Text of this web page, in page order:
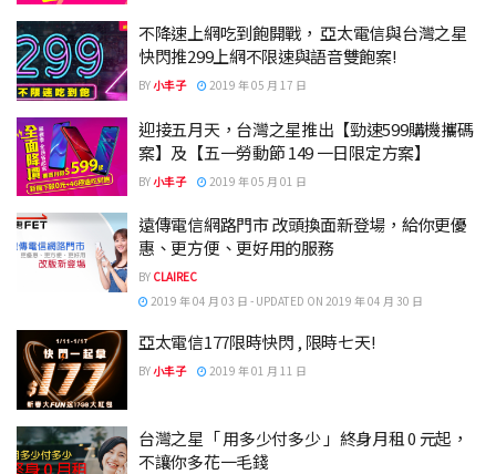
不降速上網吃到飽開戰， 亞太電信與台灣之星
快閃推299上網不限速與語音雙飽案!
BY小丰子 2019 年 05 月 17 日
迎接五月天，台灣之星推出【勁速599購機攜碼
案】及【五一勞動節 149 一日限定方案】
BY小丰子 2019 年 05 月 01 日
遠傳電信網路門市 改頭換面新登場，給你更優
惠、更方便、更好用的服務
BY CLAIREC
2019 年 04 月 03 日 - UPDATED ON 2019 年 04 月 30 日
亞太電信177限時快閃 , 限時七天!
BY小丰子 2019 年 01 月 11 日
台灣之星「 用多少付多少 」終身月租 0 元起，
不讓你多花一毛錢